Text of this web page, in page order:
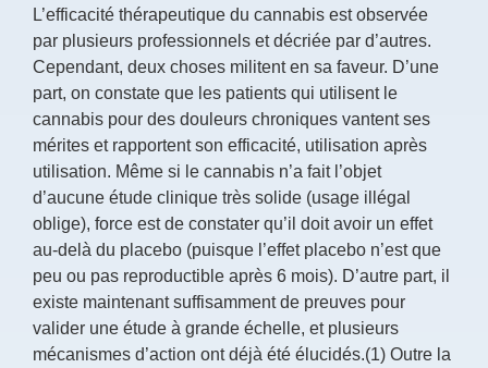
L’efficacité thérapeutique du cannabis est observée
par plusieurs professionnels et décriée par d’autres.
Cependant, deux choses militent en sa faveur. D’une
part, on constate que les patients qui utilisent le
cannabis pour des douleurs chroniques vantent ses
mérites et rapportent son efficacité, utilisation après
utilisation. Même si le cannabis n’a fait l’objet
d’aucune étude clinique très solide (usage illégal
oblige), force est de constater qu’il doit avoir un effet
au-delà du placebo (puisque l’effet placebo n’est que
peu ou pas reproductible après 6 mois). D’autre part, il
existe maintenant suffisamment de preuves pour
valider une étude à grande échelle, et plusieurs
mécanismes d’action ont déjà été élucidés.(1) Outre la